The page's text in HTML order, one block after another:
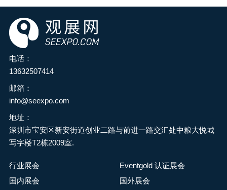
办，这是印刷和转化行业
的重要展会，由意大利图
形、转化和纸业机械制造
商协会（Acimga）和意大
通讯和工业印刷等领域，
为行业专业人士提供交流
合作的平台，促进技术创
电话：
13632507414
邮箱：
info@seexpo.com
地址：
深圳市宝安区新安街道创业二路与前进一路交汇处中粮大悦城
写字楼T2栋2009室.
行业展会
Eventgold 认证展会
国内展会
国外展会